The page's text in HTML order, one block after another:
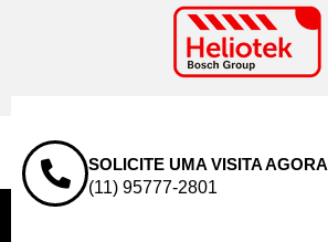
SOLICITE UMA VISITA AGORA
(11) 95777-2801